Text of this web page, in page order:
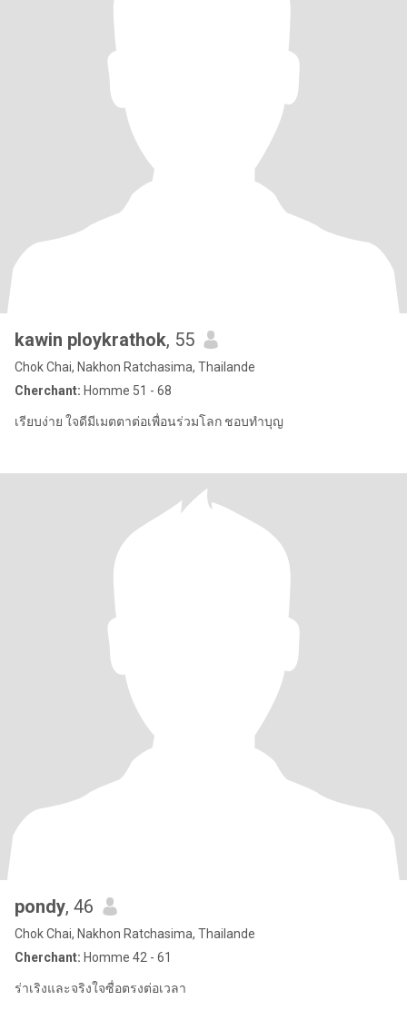
kawin ploykrathok, 55
Chok Chai, Nakhon Ratchasima, Thailande
Cherchant: Homme 51 - 68
เรียบง่าย ใจดีมีเมตตาต่อเพื่อนร่วมโลก ชอบทำบุญ
pondy, 46
Chok Chai, Nakhon Ratchasima, Thailande
Cherchant: Homme 42 - 61
ร่าเริงและจริงใจซื่อตรงต่อเวลา